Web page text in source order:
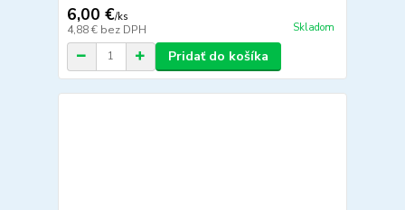
6,00 €/ks
4,88 € bez DPH Skladom
Pridať do košíka